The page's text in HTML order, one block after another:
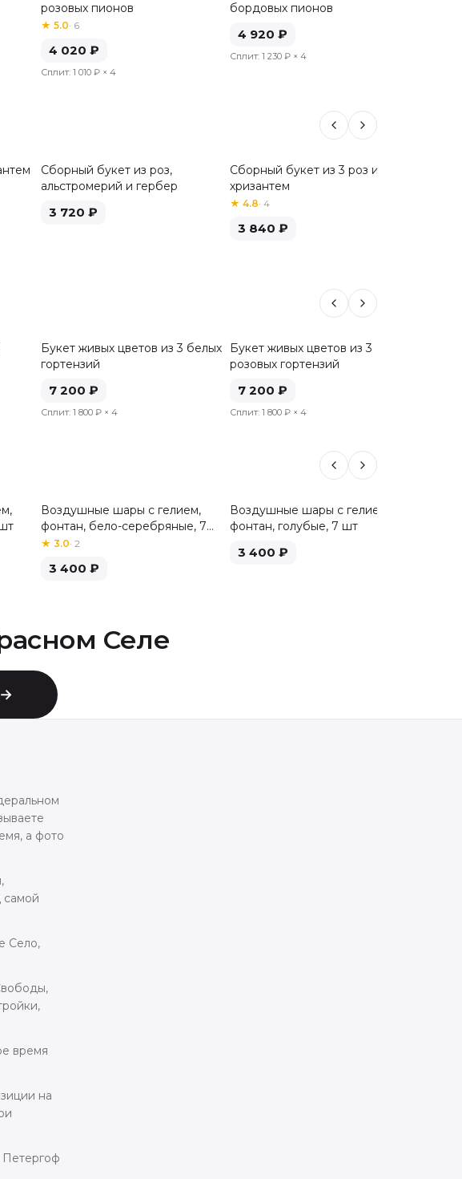
розовых пионов
★ 5.0· 6
4 020 ₽
Сплит: 1 010 ₽ × 4
бордовых пионов
4 920 ₽
Сплит: 1 230 ₽ × 4
Сборный букет из роз,
альстромерий и гербер
3 720 ₽
Сборный букет из 3 роз и 3
хризантем
★ 4.8· 4
3 840 ₽
Букет живых цветов из 3 белых
гортензий
7 200 ₽
Сплит: 1 800 ₽ × 4
Букет живых цветов из 3
розовых гортензий
7 200 ₽
Сплит: 1 800 ₽ × 4
Воздушные шары с гелием,
фонтан, бело-серебряные, 7
шт
★ 3.0· 2
3 400 ₽
Воздушные шары с гелием,
фонтан, голубые, 7 шт
3 400 ₽
Селе
→
а фото
самой
Село,
время
на
Петергоф